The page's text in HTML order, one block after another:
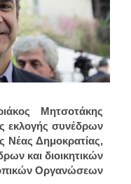
Μητσοτάκης
εκλογής συνέδρων
Νέας Δημοκρατίας,
και διοικητικών
Οργανώσεων